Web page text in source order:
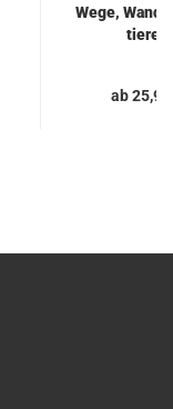
Wege,
ab 25,95